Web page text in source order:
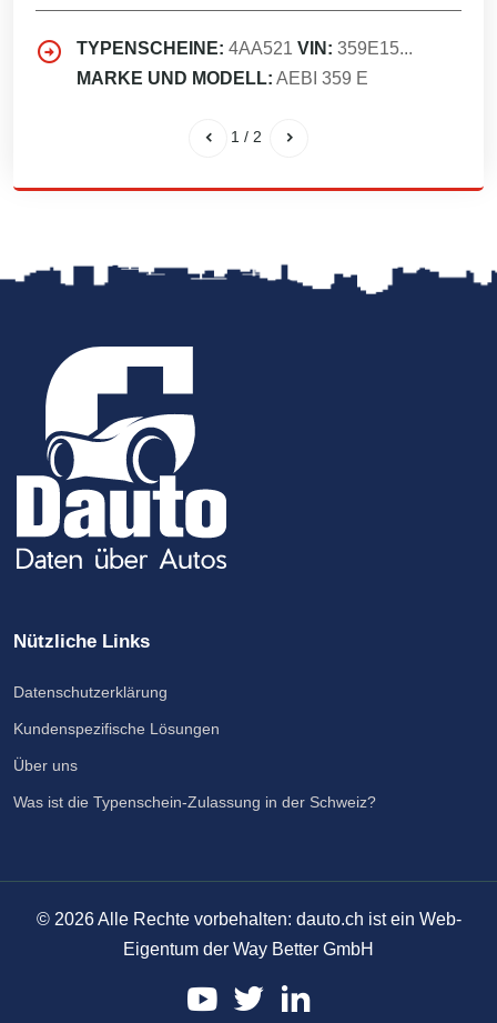
TYPENSCHEINE: 4AA521 VIN: 359E15...
MARKE UND MODELL: AEBI 359 E
1 / 2
Nützliche Links
Datenschutzerklärung
Kundenspezifische Lösungen
Über uns
Was ist die Typenschein-Zulassung in der Schweiz?
© 2026Alle Rechte vorbehalten: dauto.ch ist ein Web-
Eigentum der Way Better GmbH